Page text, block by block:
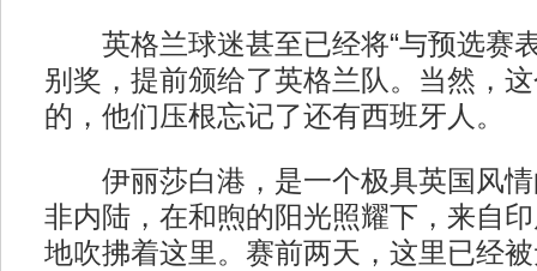
英格兰球迷甚至已经将“与预选赛
别奖，提前颁给了英格兰队。当然，
的，他们压根忘记了还有西班牙人。
伊丽莎白港，是一个极具英国风情
非内陆，在和煦的阳光照耀下，来自
地吹拂着这里。赛前两天，这里已经